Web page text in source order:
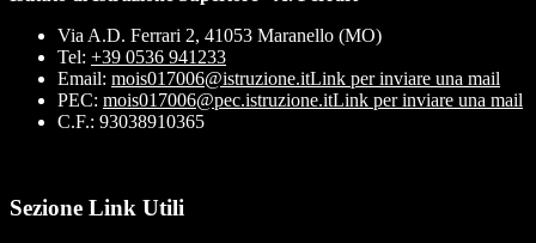
Via A.D. Ferrari 2, 41053 Maranello (MO)
Tel: +39 0536 941233
Email: mois017006@istruzione.itLink per inviare una mail
PEC: mois017006@pec.istruzione.itLink per inviare una mail
C.F.: 93038910365
Sezione Link Utili